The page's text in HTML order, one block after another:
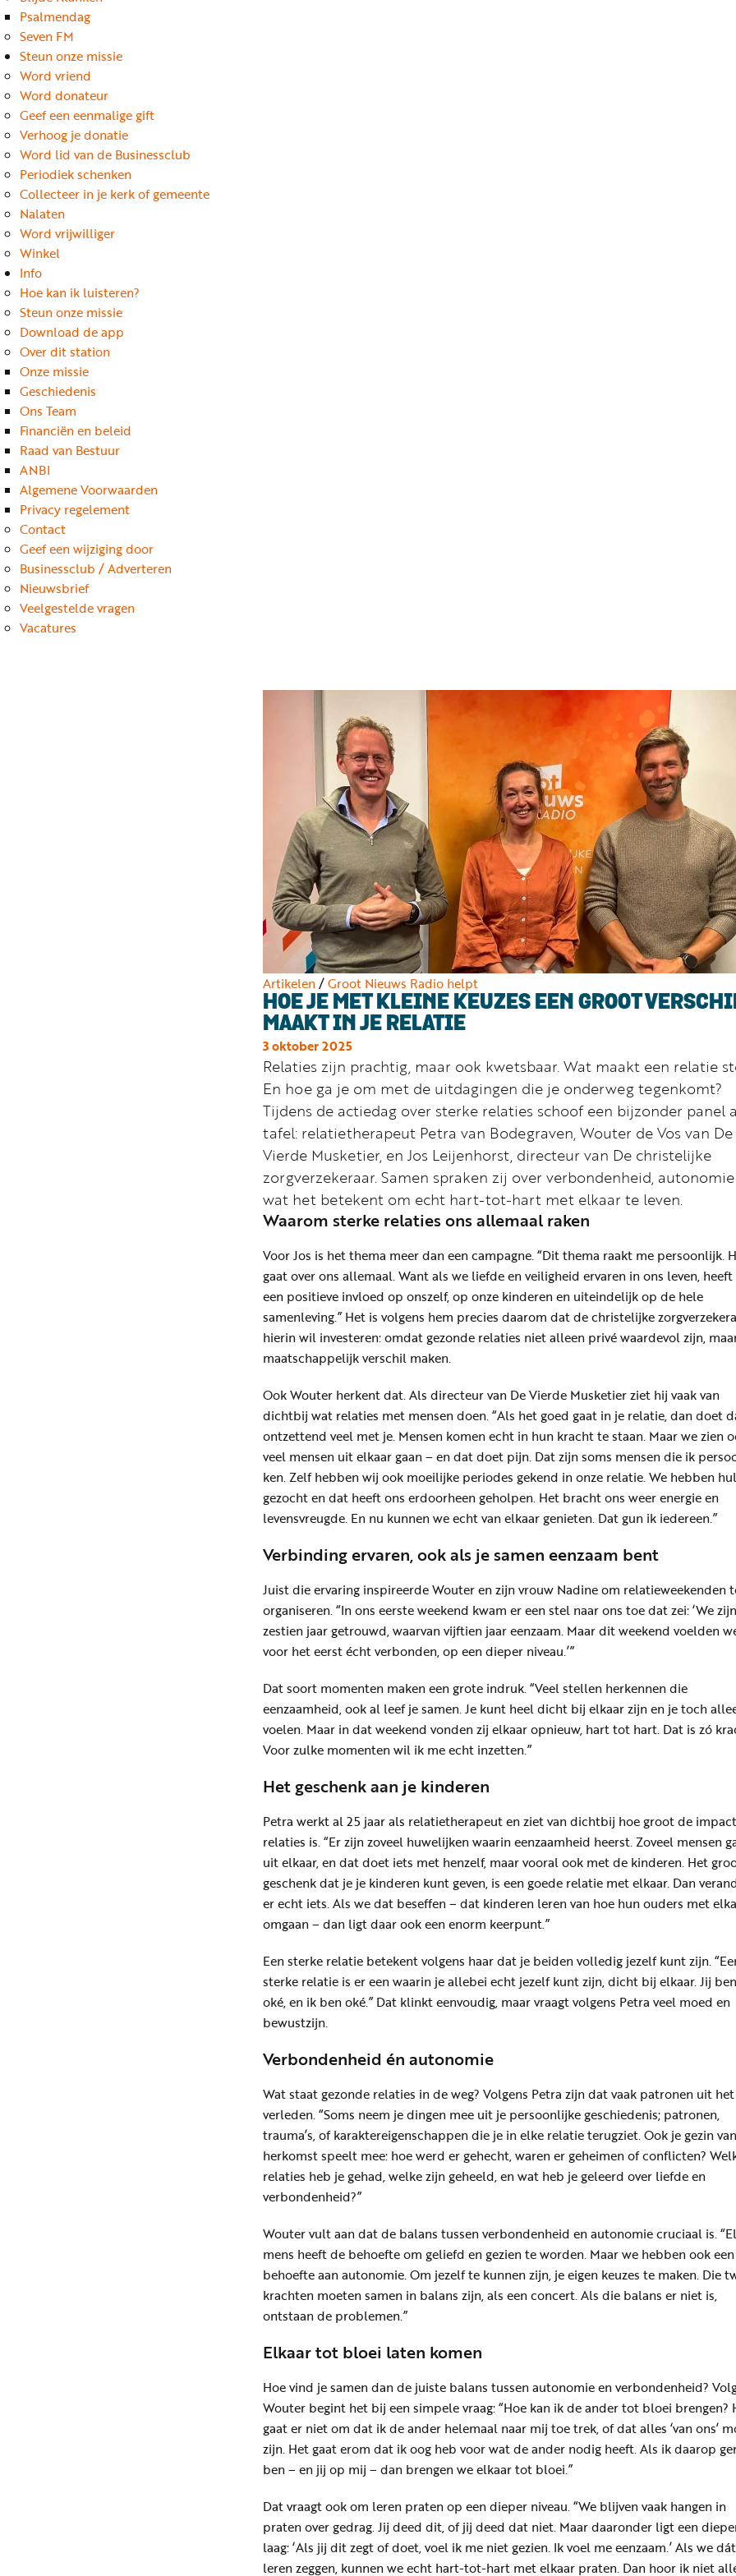
Psalmendag
Seven FM
Steun onze missie
Word vriend
Word donateur
Geef een eenmalige gift
Verhoog je donatie
Word lid van de Businessclub
Periodiek schenken
Collecteer in je kerk of gemeente
Nalaten
Word vrijwilliger
Winkel
Info
Hoe kan ik luisteren?
Steun onze missie
Download de app
Over dit station
Onze missie
Geschiedenis
Ons Team
Financiën en beleid
Raad van Bestuur
ANBI
Algemene Voorwaarden
Privacy regelement
Contact
Geef een wijziging door
Businessclub / Adverteren
Nieuwsbrief
Veelgestelde vragen
Vacatures
Artikelen/Groot Nieuws Radio helpt
HOE JE MET KLEINE KEUZES EEN GROOT
MAAKT IN JE RELATIE
3 oktober 2025
Relaties zijn prachtig, maar ook kwetsbaar. Wat maakt een relatie
En hoe ga je om met de uitdagingen die je onderweg tegenkomt?
Tijdens de actiedag over sterke relaties schoof een bijzonder panel
tafel: relatietherapeut Petra van Bodegraven, Wouter de Vos van De
Vierde Musketier, en Jos Leijenhorst, directeur van De christelijke
zorgverzekeraar. Samen spraken zij over verbondenheid,
wat het betekent om echt hart-tot-hart met elkaar te leven.
Waarom sterke relaties ons allemaal raken
Voor Jos is het thema meer dan een campagne. “Dit thema raakt me persoonlijk.
gaat over ons allemaal. Want als we liefde en veiligheid ervaren in ons leven,
een positieve invloed op onszelf, op onze kinderen en uiteindelijk op de hele
samenleving.” Het is volgens hem precies daarom dat de christelijke
hierin wil investeren: omdat gezonde relaties niet alleen privé waardevol zijn,
maatschappelijk verschil maken.
Ook Wouter herkent dat. Als directeur van De Vierde Musketier ziet hij vaak van
dichtbij wat relaties met mensen doen. “Als het goed gaat in je relatie, dan doet
ontzettend veel met je. Mensen komen echt in hun kracht te staan. Maar we zien
veel mensen uit elkaar gaan – en dat doet pijn. Dat zijn soms mensen die ik
ken. Zelf hebben wij ook moeilijke periodes gekend in onze relatie. We hebben
gezocht en dat heeft ons erdoorheen geholpen. Het bracht ons weer energie en
levensvreugde. En nu kunnen we echt van elkaar genieten. Dat gun ik iedereen.”
Verbinding ervaren, ook als je samen eenzaam bent
Juist die ervaring inspireerde Wouter en zijn vrouw Nadine om relatieweekenden
organiseren. “In ons eerste weekend kwam er een stel naar ons toe dat zei: ‘We
zestien jaar getrouwd, waarvan vijftien jaar eenzaam. Maar dit weekend voelden
voor het eerst écht verbonden, op een dieper niveau.’”
Dat soort momenten maken een grote indruk. “Veel stellen herkennen die
eenzaamheid, ook al leef je samen. Je kunt heel dicht bij elkaar zijn en je toch
voelen. Maar in dat weekend vonden zij elkaar opnieuw, hart tot hart. Dat is zó
Voor zulke momenten wil ik me echt inzetten.”
Het geschenk aan je kinderen
Petra werkt al 25 jaar als relatietherapeut en ziet van dichtbij hoe groot de
relaties is. “Er zijn zoveel huwelijken waarin eenzaamheid heerst. Zoveel mensen
uit elkaar, en dat doet iets met henzelf, maar vooral ook met de kinderen. Het
geschenk dat je je kinderen kunt geven, is een goede relatie met elkaar. Dan
er echt iets. Als we dat beseffen – dat kinderen leren van hoe hun ouders met
omgaan – dan ligt daar ook een enorm keerpunt.”
Een sterke relatie betekent volgens haar dat je beiden volledig jezelf kunt zijn.
sterke relatie is er een waarin je allebei echt jezelf kunt zijn, dicht bij elkaar. Jij
oké, en ik ben oké.” Dat klinkt eenvoudig, maar vraagt volgens Petra veel moed en
bewustzijn.
Verbondenheid én autonomie
Wat staat gezonde relaties in de weg? Volgens Petra zijn dat vaak patronen uit het
verleden. “Soms neem je dingen mee uit je persoonlijke geschiedenis; patronen,
trauma’s, of karaktereigenschappen die je in elke relatie terugziet. Ook je gezin van
herkomst speelt mee: hoe werd er gehecht, waren er geheimen of conflicten?
relaties heb je gehad, welke zijn geheeld, en wat heb je geleerd over liefde en
verbondenheid?”
Wouter vult aan dat de balans tussen verbondenheid en autonomie cruciaal is.
mens heeft de behoefte om geliefd en gezien te worden. Maar we hebben ook een
behoefte aan autonomie. Om jezelf te kunnen zijn, je eigen keuzes te maken. Die
krachten moeten samen in balans zijn, als een concert. Als die balans er niet is,
ontstaan de problemen.”
Elkaar tot bloei laten komen
Hoe vind je samen dan de juiste balans tussen autonomie en verbondenheid?
Wouter begint het bij een simpele vraag: “Hoe kan ik de ander tot bloei brengen?
gaat er niet om dat ik de ander helemaal naar mij toe trek, of dat alles ‘van ons’
zijn. Het gaat erom dat ik oog heb voor wat de ander nodig heeft. Als ik daarop
ben – en jij op mij – dan brengen we elkaar tot bloei.”
Dat vraagt ook om leren praten op een dieper niveau. “We blijven vaak hangen in
praten over gedrag. Jij deed dit, of jij deed dat niet. Maar daaronder ligt een
laag: ‘Als jij dit zegt of doet, voel ik me niet gezien. Ik voel me eenzaam.’ Als we dát
leren zeggen, kunnen we echt hart-tot-hart met elkaar praten. Dan hoor ik niet
nu
vriend
Businessclub
Adverteren
Winkel
Privacy
reglement
Algemene
voorwaarden